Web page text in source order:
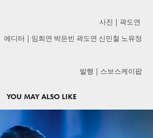
사진 | 곽도연
에디터 | 임희연 박은빈 곽도연 신민철 노유정
발행 | 스브스케이팝
YOU MAY ALSO LIKE